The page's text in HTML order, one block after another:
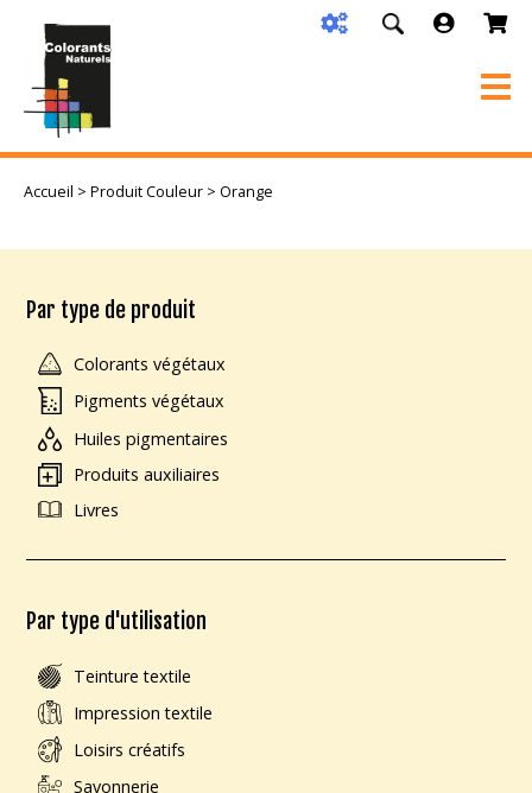
Accueil > Produit Couleur > Orange
Par type de produit
Colorants végétaux
Pigments végétaux
Huiles pigmentaires
Produits auxiliaires
Livres
Par type d'utilisation
Teinture textile
Impression textile
Loisirs créatifs
Savonnerie